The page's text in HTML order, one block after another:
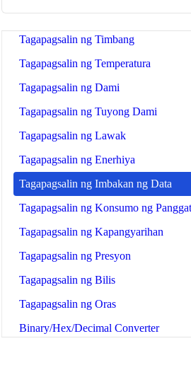
Length Converter
Tagapagsalin ng Timbang
Tagapagsalin ng Temperatura
Tagapagsalin ng Dami
Tagapagsalin ng Tuyong Dami
Tagapagsalin ng Lawak
Tagapagsalin ng Enerhiya
Tagapagsalin ng Imbakan ng Data
Tagapagsalin ng Konsumo ng
Tagapagsalin ng Kapangyarihan
Tagapagsalin ng Presyon
Tagapagsalin ng Bilis
Tagapagsalin ng Oras
Binary/Hex/Decimal Converter